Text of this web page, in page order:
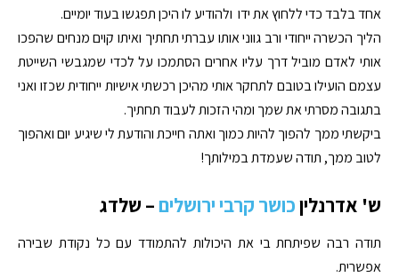
אחד בלבד כדי ללחוץ את ידו ולהודיע לו היכן תפגשו בעוד יומיים.
הליך הכשרה ייחודי ורב גווני אותו עברתי תחתיך ואיתו קוים מנחים שהפכו
אותי לאדם מוביל דרך עליו אחרים הסתמכו על לכדי שמגבשי השייטת
עצמם הועילו בטובם לתחקר אותי מהיכן רכשתי אישיות ייחודית שכזו ואני
בתגובה מסרתי את שמך ומהי הזכות לעבוד תחתיך.
ביקשתי ממך להפוך להיות כמוך ואתה חייכת והודעת לי שיגיע יום ואהפוך
לטוב ממך, תודה שעמדת במילותך!
ש' אדרנליןכושר קרבי ירושלים– שלדג
תודה רבה שפיתחת בי את היכולות להתמודד עם כל נקודת שבירה
אפשרית.